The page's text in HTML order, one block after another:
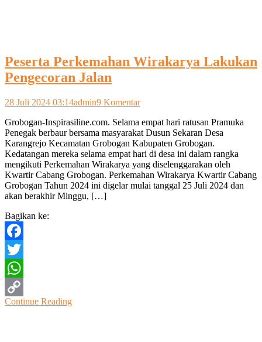
Peserta Perkemahan Wirakarya Lakukan
Pengecoran Jalan
28 Juli 2024 03:14admin9 Komentarpada
Perkemahan
Wirakarya
Lakukan
Pengecoran
Jalan
Grobogan-Inspirasiline.com. Selama empat hari ratusan Pramuka
Penegak berbaur bersama masyarakat Dusun Sekaran Desa
Karangrejo Kecamatan Grobogan Kabupaten Grobogan.
Kedatangan mereka selama empat hari di desa ini dalam rangka
mengikuti Perkemahan Wirakarya yang diselenggarakan oleh
Kwartir Cabang Grobogan. Perkemahan Wirakarya Kwartir Cabang
Grobogan Tahun 2024 ini digelar mulai tanggal 25 Juli 2024 dan
akan berakhir Minggu, […]
Bagikan ke:
Facebook
Twitter
WhatsApp
Copy
Continue Reading